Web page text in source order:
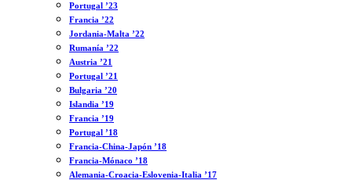
Portugal ’23
Francia ’22
Jordania-Malta ’22
Rumanía ’22
Austria ’21
Portugal ’21
Bulgaria ’20
Islandia ’19
Francia ’19
Portugal ’18
Francia-China-Japón ’18
Francia-Mónaco ’18
Alemania-Croacia-Eslovenia-Italia ’17